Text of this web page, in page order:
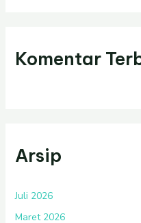
Komentar
Arsip
Juli 2026
Maret 2026